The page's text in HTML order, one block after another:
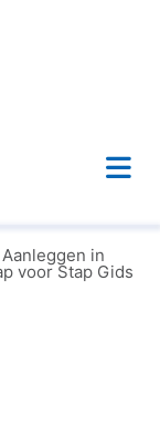
in
voor Stap Gids